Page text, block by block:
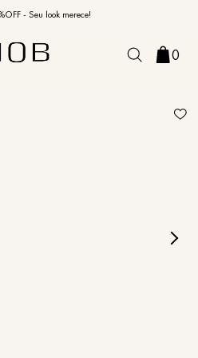
- Seu look merece!
| Cupom: BEMVINDO10*
0